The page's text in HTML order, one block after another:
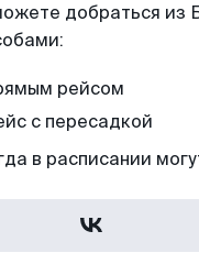
добраться из
рейсом
с пересадкой
в расписании